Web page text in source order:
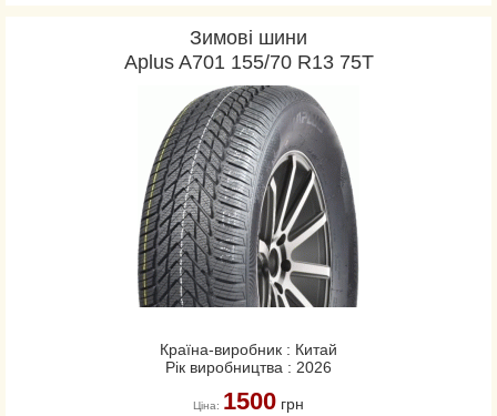
Michelin
Nankang
Nexen/Roadstone
Nitto Tire
Nokian
Orium
Ovation
Pirelli
Premiorri
Rosava
Strial
Sumitomo
Зимові шини
Aplus A701 155/70 R13 75T
Країна-виробник : Китай
Рік виробництва : 2026
Ціна: 1500грн